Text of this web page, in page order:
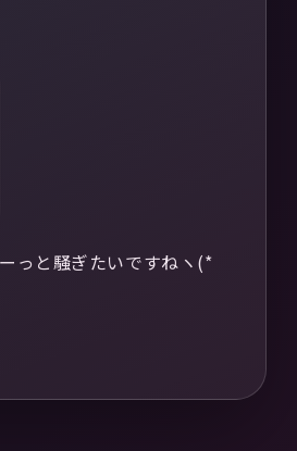
っと騒ぎたいですねヽ(*